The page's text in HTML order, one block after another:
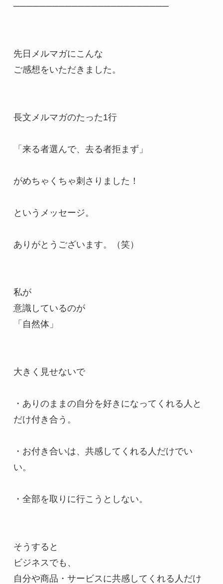
────────────────────────
先日メルマガにこんな
ご感想をいただきました。
長文メルマガのたった1行
「来る者選んで、去る者拒まず」
がめちゃくちゃ刺さりました！
というメッセージ。
ありがとうございます。（笑）
私が
意識しているのが
「自然体」
大きく見せないで
・ありのままの自分を好きになってくれる人と
だけ付き合う。
・お付き合いは、共感してくれる人だけでい
い。
・全部を取りに行こうとしない。
そうすると
ビジネスでも、
自分や商品・サービスに共感してくれる人だけ